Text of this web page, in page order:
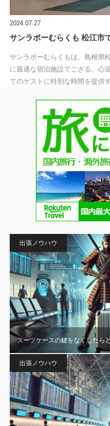
2024.07.27
サンラポーむらくも 松江市
サンラポーむらくもは、島根県
に最適な宿泊施設でござる。心
てのゲストに特別な時間を提供
出張ノウハウ
スーツケースの鍵をなくしたら
出張ノウハウ